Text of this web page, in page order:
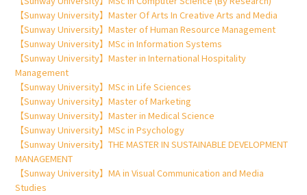
【Sunway University】Master Of Arts In Creative Arts and Media
【Sunway University】Master of Human Resource Management
【Sunway University】MSc in Information Systems
【Sunway University】Master in International Hospitality
Management
【Sunway University】MSc in Life Sciences
【Sunway University】Master of Marketing
【Sunway University】Master in Medical Science
【Sunway University】MSc in Psychology
【Sunway University】THE MASTER IN SUSTAINABLE DEVELOPMENT
MANAGEMENT
【Sunway University】MA in Visual Communication and Media
Studies